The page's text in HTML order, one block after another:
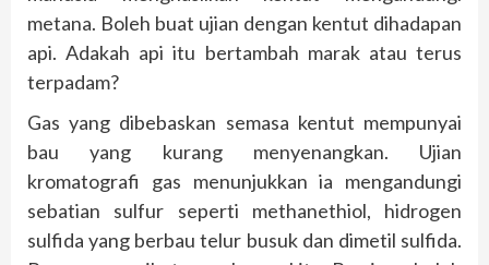
metana. Boleh buat ujian dengan kentut dihadapan
api. Adakah api itu bertambah marak atau terus
terpadam?
Gas yang dibebaskan semasa kentut mempunyai
bau yang kurang menyenangkan. Ujian
kromatografi gas menunjukkan ia mengandungi
sebatian sulfur seperti methanethiol, hidrogen
sulfida yang berbau telur busuk dan dimetil sulfida.